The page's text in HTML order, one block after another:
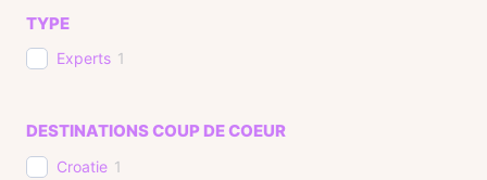
TYPE
Experts 1
DESTINATIONS COUP DE COEUR
Croatie 1